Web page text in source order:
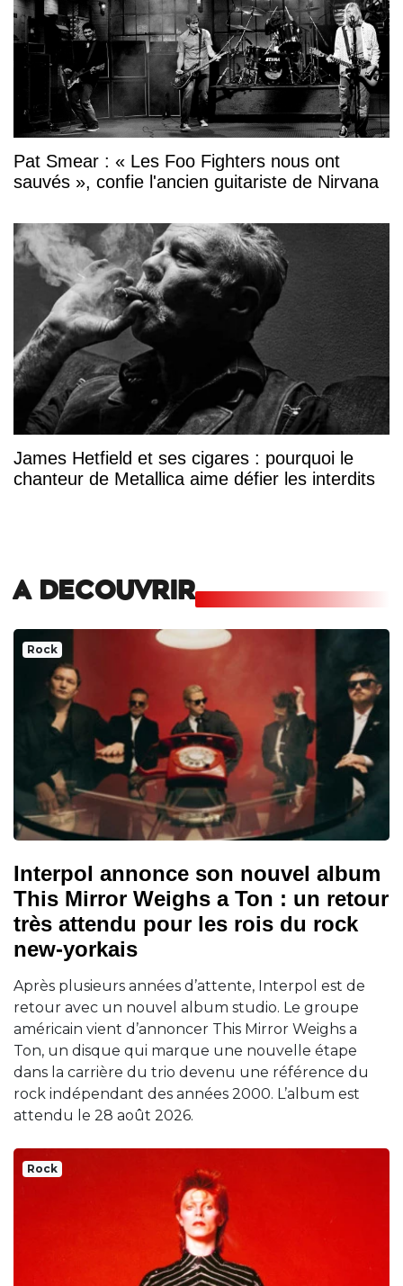
Pat Smear : « Les Foo Fighters nous ont
sauvés », confie l'ancien guitariste de Nirvana
James Hetfield et ses cigares : pourquoi le
chanteur de Metallica aime défier les interdits
A DECOUVRIR
Rock
Interpol annonce son nouvel album
This Mirror Weighs a Ton : un retour
très attendu pour les rois du rock
new-yorkais
Après plusieurs années d’attente, Interpol est de
retour avec un nouvel album studio. Le groupe
américain vient d’annoncer This Mirror Weighs a
Ton, un disque qui marque une nouvelle étape
dans la carrière du trio devenu une référence du
rock indépendant des années 2000. L’album est
attendu le 28 août 2026.
Rock